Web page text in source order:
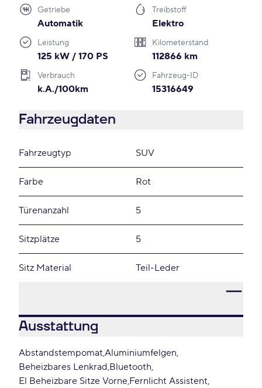
Getriebe
Automatik
Treibstoff
Elektro
Leistung
125 kW / 170 PS
Kilometerstand
112866 km
Verbrauch
k.A./100km
Fahrzeug-ID
15316649
Fahrzeugdaten
Fahrzeugtyp SUV
Farbe Rot
Türenanzahl 5
Sitzplätze 5
Sitz Material Teil-Leder
Ausstattung
AbstandstempomatAluminiumfelgen
Beheizbares Lenkrad Bluetooth
El Beheizbare Sitze Vorne Fernlicht Assistent